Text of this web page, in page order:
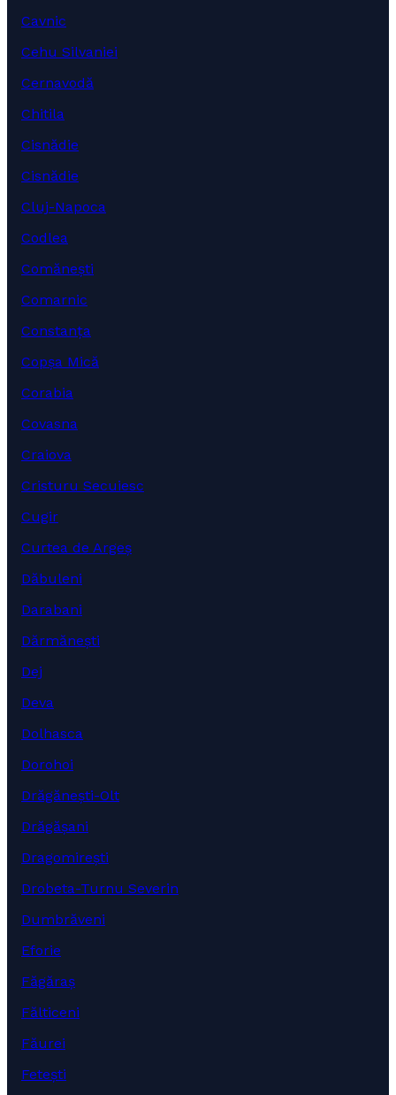
Cavnic
Cehu Silvaniei
Cernavodă
Chitila
Cisnădie
Cisnădie
Cluj-Napoca
Codlea
Comănești
Comarnic
Constanța
Copșa Mică
Corabia
Covasna
Craiova
Cristuru Secuiesc
Cugir
Curtea de Argeș
Dăbuleni
Darabani
Dărmănești
Dej
Deva
Dolhasca
Dorohoi
Drăgănești-Olt
Drăgășani
Dragomirești
Drobeta-Turnu Severin
Dumbrăveni
Eforie
Făgăraș
Fălticeni
Făurei
Fetești